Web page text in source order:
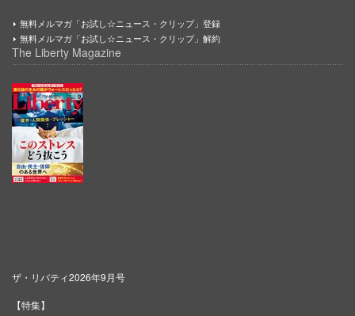
無料メルマガ「お試し☆ニュース・クリップ」登録
無料メルマガ「お試し☆ニュース・クリップ」解約
The Liberty Magazine
ザ・リバティ2026年9月号
【特集】